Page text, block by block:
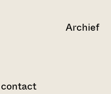
Archief
contact